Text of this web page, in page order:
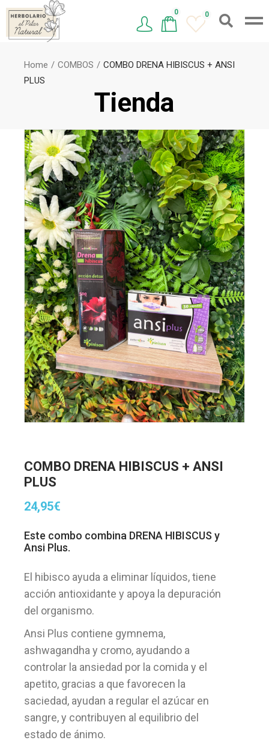
0 0
Tienda
Home COMBOS
COMBO DRENA HIBISCUS + ANSI
PLUS
COMBO DRENA HIBISCUS + ANSI
PLUS
24,95€
Este combo combina DRENA HIBISCUS y
Ansi Plus.
El hibisco ayuda a eliminar líquidos, tiene
acción antioxidante y apoya la depuración
del organismo.
Ansi Plus contiene gymnema,
ashwagandha y cromo, ayudando a
controlar la ansiedad por la comida y el
apetito, gracias a que favorecen la
saciedad, ayudan a regular el azúcar en
sangre, y contribuyen al equilibrio del
estado de ánimo.